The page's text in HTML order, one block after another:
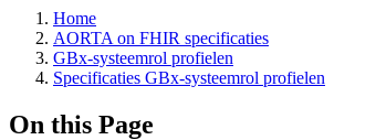
Home
AORTA on FHIR specificaties
GBx-systeemrol profielen
Specificaties GBx-systeemrol profielen
On this Page